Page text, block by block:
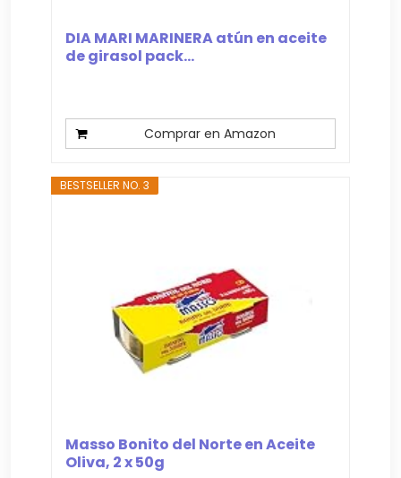
DIA MARI MARINERA atún en aceite
de girasol pack...
Comprar en Amazon
BESTSELLER NO. 3
Masso Bonito del Norte en Aceite
Oliva, 2 x 50g